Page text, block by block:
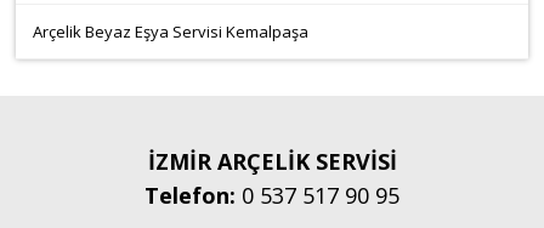
Arçelik Beyaz Eşya Servisi Kemalpaşa
İZMİR ARÇELİK SERVİSİ
Telefon: 0 537 517 90 95